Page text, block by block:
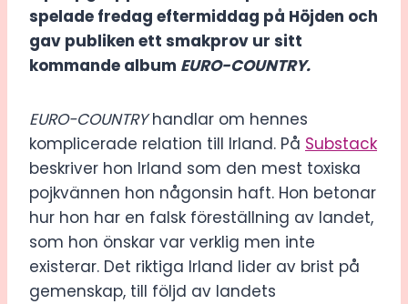
spelade fredag eftermiddag på Höjden och
gav publiken ett smakprov ur sitt
kommande album EURO-COUNTRY.
EURO-COUNTRYhandlar om hennes
komplicerade relation till Irland. På Substack
beskriver hon Irland som den mest toxiska
pojkvännen hon någonsin haft. Hon betonar
hur hon har en falsk föreställning av landet,
som hon önskar var verklig men inte
existerar. Det riktiga Irland lider av brist på
gemenskap, till följd av landets